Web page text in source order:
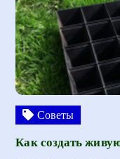
Советы
Как создать